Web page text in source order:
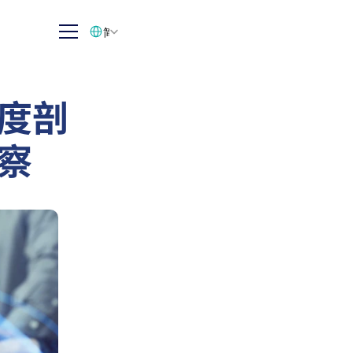
剖
简体中文